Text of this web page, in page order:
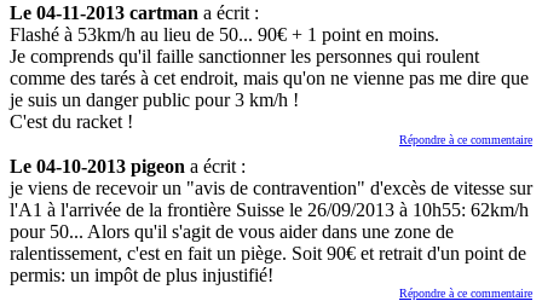
Le 04-11-2013 cartman a écrit :
Flashé à 53km/h au lieu de 50... 90€ + 1 point en moins.
Je comprends qu'il faille sanctionner les personnes qui roulent
comme des tarés à cet endroit, mais qu'on ne vienne pas me dire que
je suis un danger public pour 3 km/h !
C'est du racket !
Répondre à ce commentaire
Le 04-10-2013 pigeon a écrit :
je viens de recevoir un "avis de contravention" d'excès de vitesse sur
l'A1 à l'arrivée de la frontière Suisse le 26/09/2013 à 10h55: 62km/h
pour 50... Alors qu'il s'agit de vous aider dans une zone de
ralentissement, c'est en fait un piège. Soit 90€ et retrait d'un point de
permis: un impôt de plus injustifié!
Répondre à ce commentaire